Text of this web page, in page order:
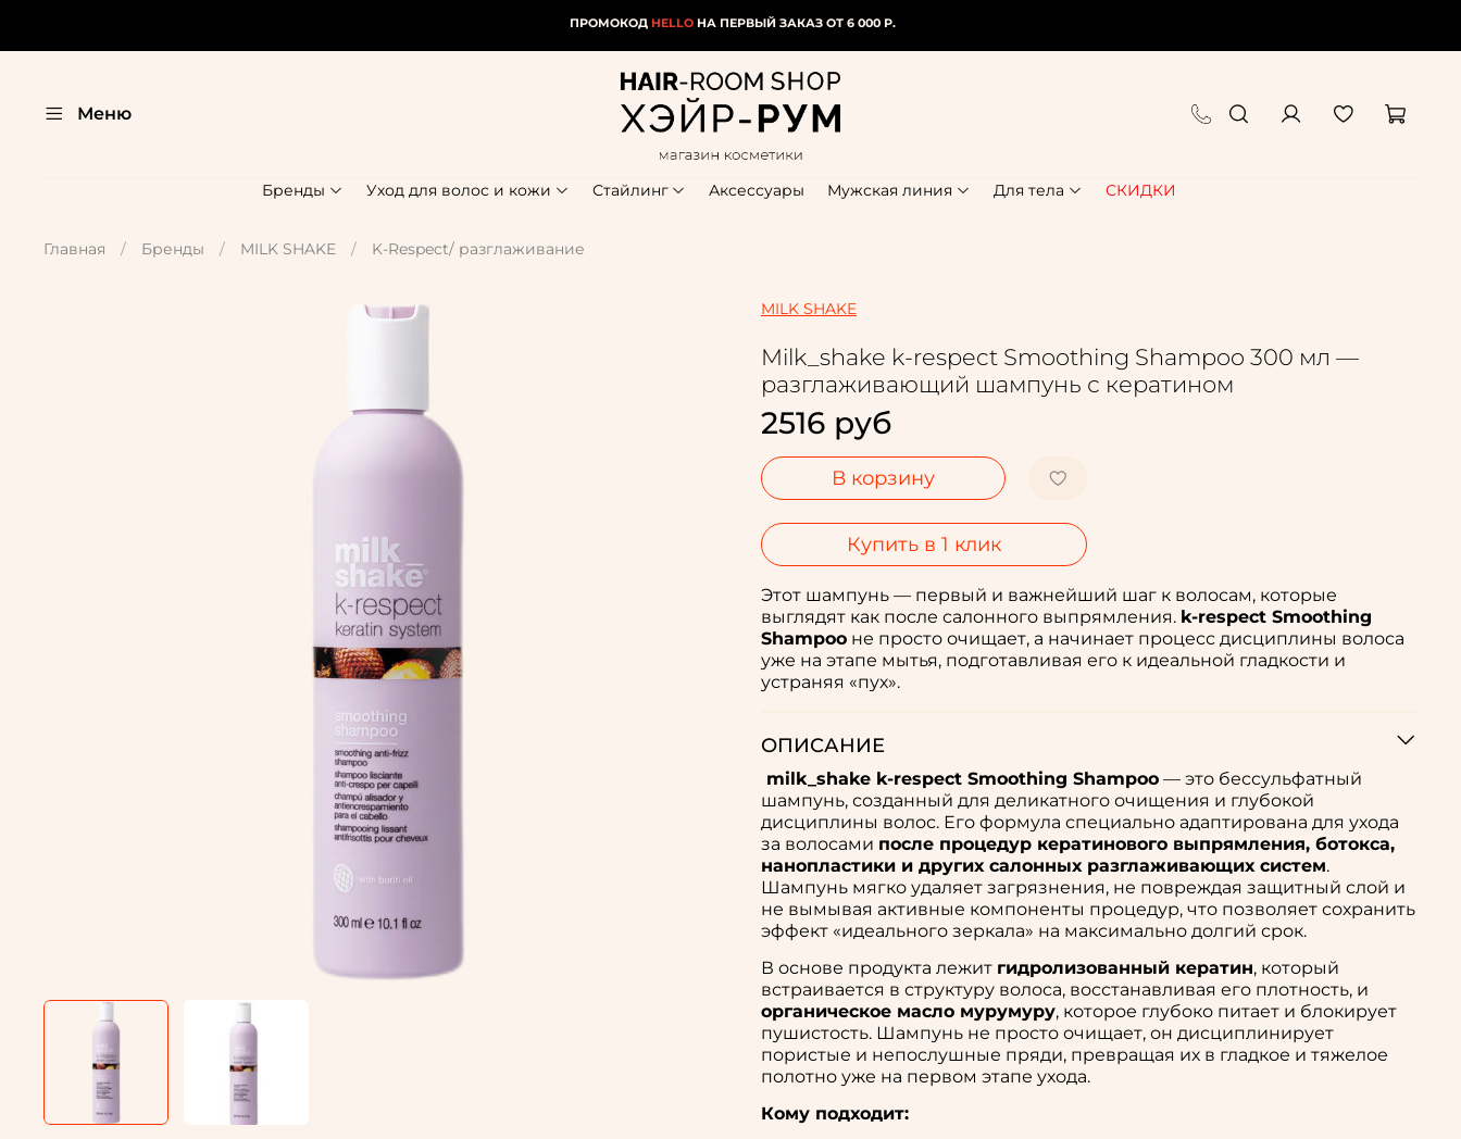
ПРОМОКОД HELLOНА ПЕРВЫЙ ЗАКАЗ ОТ 6 000 Р.
Меню
Бренды Уход для волос и кожи Стайлинг Аксессуары Мужская линия Для тела СКИДКИ
Главная Бренды MILK SHAKE K-Respect/ разглаживание
MILK SHAKE
Milk_shake k-respect Smoothing Shampoo 300 мл —
разглаживающий шампунь с кератином
2516 руб
В корзину
Купить в 1 клик
Этот шампунь — первый и важнейший шаг к волосам, которые
выглядят как после салонного выпрямления. k-respect Smoothing
Shampoo не просто очищает, а начинает процесс дисциплины волоса
уже на этапе мытья, подготавливая его к идеальной гладкости и
устраняя «пух».
ОПИСАНИЕ
milk_shake k-respect Smoothing Shampoo — это бессульфатный
шампунь, созданный для деликатного очищения и глубокой
дисциплины волос. Его формула специально адаптирована для ухода
за волосами после процедур кератинового выпрямления, ботокса,
нанопластики и других салонных разглаживающих систем.
Шампунь мягко удаляет загрязнения, не повреждая защитный слой и
не вымывая активные компоненты процедур, что позволяет сохранить
эффект «идеального зеркала» на максимально долгий срок.
В основе продукта лежит гидролизованный кератин, который
встраивается в структуру волоса, восстанавливая его плотность, и
органическое масло мурумуру, которое глубоко питает и блокирует
пушистость. Шампунь не просто очищает, он дисциплинирует
пористые и непослушные пряди, превращая их в гладкое и тяжелое
полотно уже на первом этапе ухода.
Кому подходит: